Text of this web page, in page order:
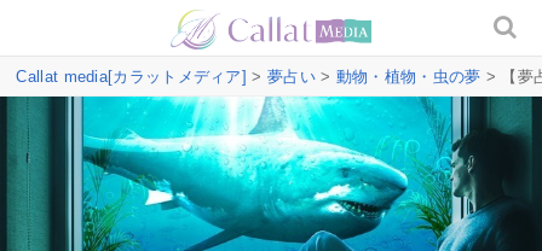
Callat media[カラットメディア] > 夢占い> 動物・植物・虫の夢 > 【夢